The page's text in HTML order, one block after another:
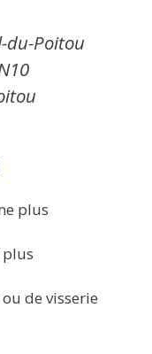
du-Poitou
plus
plus
de visserie